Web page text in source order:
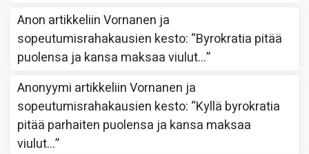
Anon artikkeliinVornanen ja
sopeutumisrahakausien kesto: “Byrokratia pitää
puolensa ja kansa maksaa viulut…”
Anonyymi artikkeliinVornanen ja
sopeutumisrahakausien kesto: “Kyllä byrokratia
pitää parhaiten puolensa ja kansa maksaa
viulut…”